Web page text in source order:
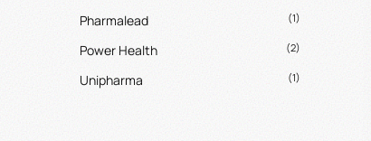
Pharmalead (1)
Power Health (2)
Unipharma (1)